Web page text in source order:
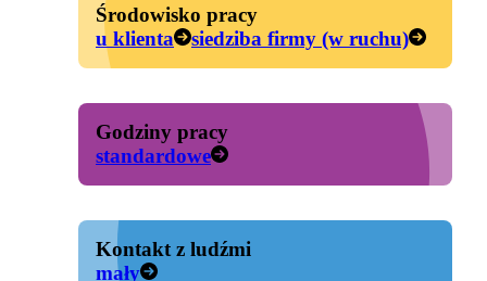
Środowisko pracy
u klienta
siedziba firmy (w ruchu)
Godziny pracy
standardowe
Kontakt z ludźmi
mały